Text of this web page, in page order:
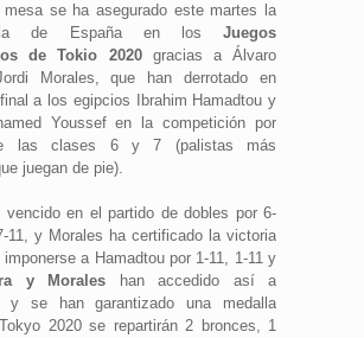
se ha asegurado este martes la
de España en los Juegos
de Tokio 2020gracias a Álvaro
Morales, que han derrotado en
a los egipcios Ibrahim Hamadtou y
Youssef en la competición por
las clases 6 y 7 (palistas más
juegan de pie).
vencido en el partido de dobles por 6-
11, y Morales ha certificado la victoria
a Hamadtou por 1-11, 1-11 y
y Morales han accedido así a
y se han garantizado una medalla
2020 se repartirán 2 bronces, 1